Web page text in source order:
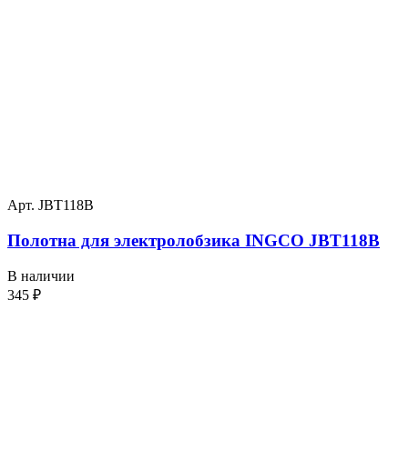
Арт. JBT118B
Полотна для электролобзика INGCO JBT118B
В наличии
345 ₽